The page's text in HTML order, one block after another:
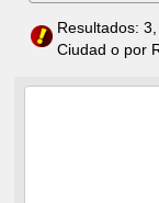
Resultados:
Ciudad o por